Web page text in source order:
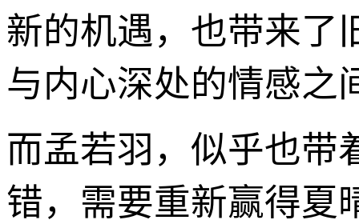
新的机遇，也带来了
与内心深处的情感之
而孟若羽，似乎也带
错，需要重新赢得夏